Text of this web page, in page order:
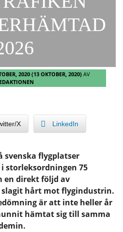
2020(13 OKTOBER, 2020) AV
X LinkedIn
svenska flygplatser
storleksordningen 75
en direkt följd av
slagit hårt mot flygindustrin.
är att inte heller år
hämtat sig till samma